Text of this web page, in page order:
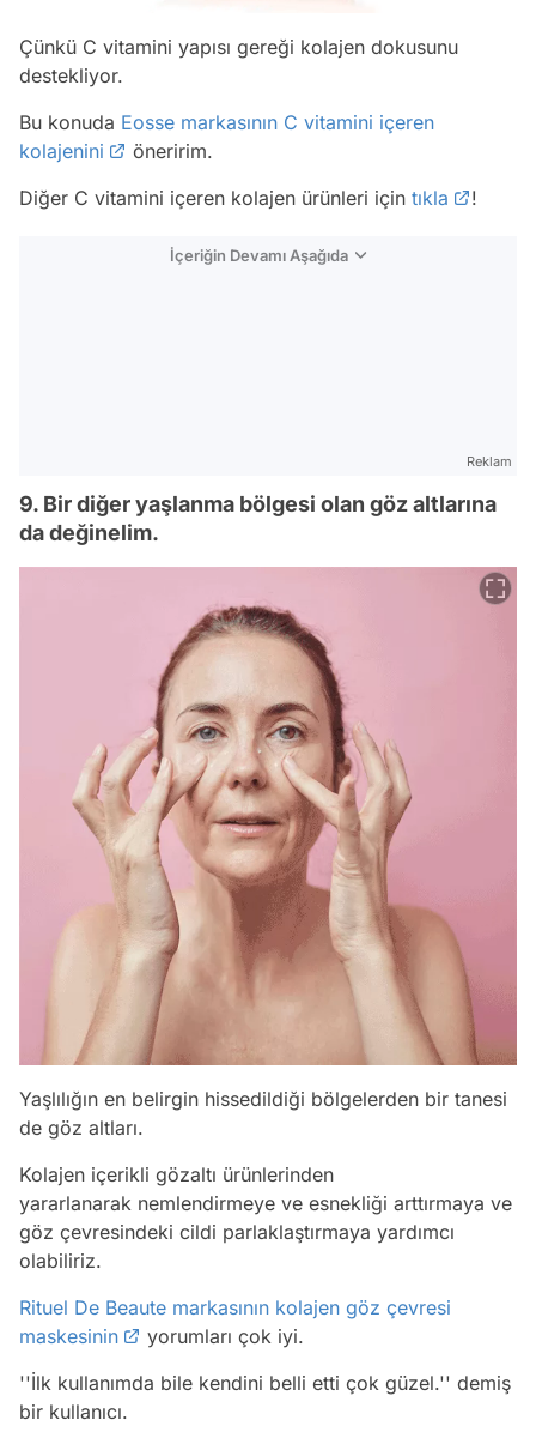
Çünkü C vitamini yapısı gereği kolajen dokusunu
destekliyor.
Bu konuda Eosse markasının C vitamini içeren
kolajenini
öneririm.
Diğer C vitamini içeren kolajen ürünleri için tıkla !
İçeriğin Devamı Aşağıda
Reklam
9. Bir diğer yaşlanma bölgesi olan göz altlarına
da değinelim.
Yaşlılığın en belirgin hissedildiği bölgelerden bir tanesi
de göz altları.
Kolajen içerikli gözaltı ürünlerinden
yararlanarak nemlendirmeye ve esnekliği arttırmaya ve
göz çevresindeki cildi parlaklaştırmaya yardımcı
olabiliriz.
Rituel De Beaute markasının kolajen göz çevresi
maskesinin
yorumları çok iyi.
''İlk kullanımda bile kendini belli etti çok güzel.'' demiş
bir kullanıcı.